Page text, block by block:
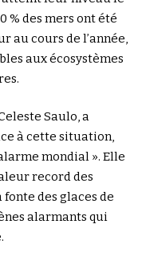
% des mers ont été
au cours de l’année,
aux écosystèmes
Saulo, a
à cette situation,
mondial ». Elle
record des
des glaces de
alarmants qui